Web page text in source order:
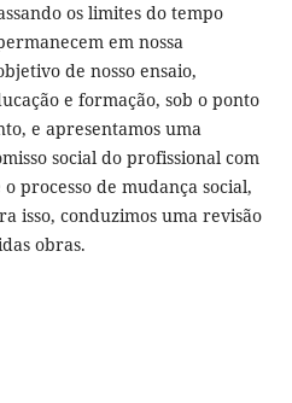
os limites do tempo
em nossa
de nosso ensaio,
e formação, sob o ponto
e apresentamos uma
social do profissional com
processo de mudança social,
isso, conduzimos uma revisão
obras.